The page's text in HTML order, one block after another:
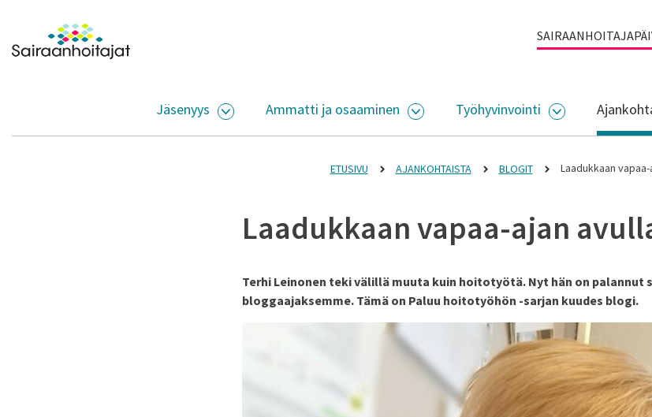
Siirry sisältöön
Etusivulle
Jäsenyys
AVAA ALASIVUJEN VALIKKO
Ammatti ja osaaminen
AVAA ALASIVUJEN VALIKKO
Työhyvinvointi
AVAA
ETUSIVU AJANKOHTAISTA BLOGIT Laadukkaan
Laadukkaan vapaa-ajan
Terhi Leinonen teki välillä muuta kuin hoitotyötä. Nyt hän on palannut
bloggaajaksemme. Tämä on Paluu hoitotyöhön -sarjan kuudes blogi.